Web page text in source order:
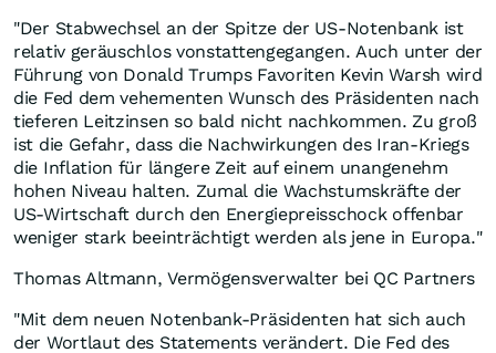
"Der Stabwechsel an der Spitze der US-Notenbank ist
relativ geräuschlos vonstattengegangen. Auch unter der
Führung von Donald Trumps Favoriten Kevin Warsh wird
die Fed dem vehementen Wunsch des Präsidenten nach
tieferen Leitzinsen so bald nicht nachkommen. Zu groß
ist die Gefahr, dass die Nachwirkungen des Iran-Kriegs
die Inflation für längere Zeit auf einem unangenehm
hohen Niveau halten. Zumal die Wachstumskräfte der
US-Wirtschaft durch den Energiepreisschock offenbar
weniger stark beeinträchtigt werden als jene in Europa."
Thomas Altmann, Vermögensverwalter bei QC Partners
"Mit dem neuen Notenbank-Präsidenten hat sich auch
der Wortlaut des Statements verändert. Die Fed des